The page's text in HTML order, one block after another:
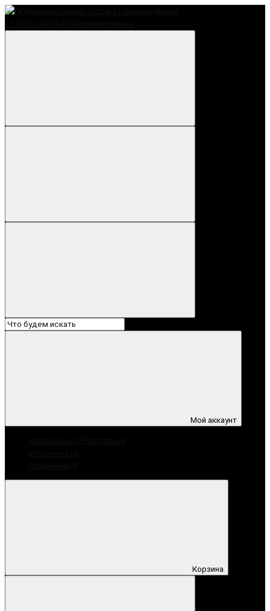
Мой аккаунт
Корзина